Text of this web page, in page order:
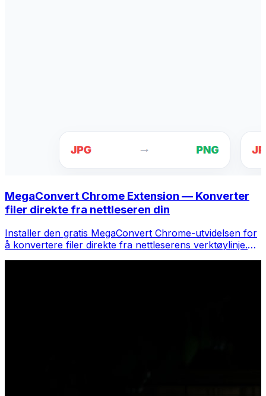
MegaConvert Chrome Extension — Konverter
filer direkte fra nettleseren din
Installer den gratis MegaConvert Chrome-utvidelsen for
å konvertere filer direkte fra nettleserens verktøylinje.